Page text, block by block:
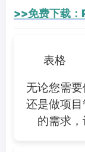
>>免费下载：
表格
无论您需要
还是做项
的需求